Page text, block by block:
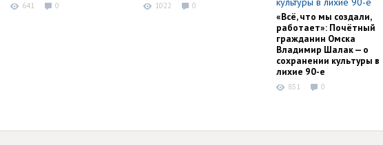
641 0 1022 0
«Всё, что мы создали,
работает»: Почётный
гражданин Омска
Владимир Шалак — о
сохранении культуры в
лихие 90-е
851 0